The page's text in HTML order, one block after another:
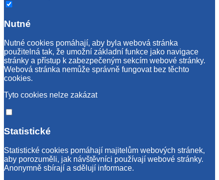
Nutné
Nutné cookies pomáhají, aby byla webová stránka
použitelná tak, že umožní základní funkce jako navigace
stránky a přístup k zabezpečeným sekcím webové stránky.
Webová stránka nemůže správně fungovat bez těchto
cookies.
Tyto cookies nelze zakázat
Statistické
Statistické cookies pomáhají majitelům webových stránek,
aby porozuměli, jak návštěvníci používají webové stránky.
Anonymně sbírají a sdělují informace.